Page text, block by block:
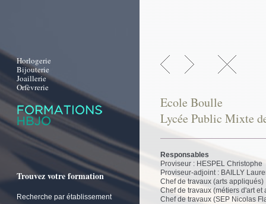
Horlogerie
Bijouterie
Joaillerie
Orfèvrerie
Trouvez votre formation
Recherche par établissement
Ecole Boulle
Lycée Public Mixte
Responsables
Proviseur : HESPEL Christophe
Proviseur-adjoint : BAILLY
Chef de travaux (arts appliqués)
Chef de travaux (métiers d'art et
Chef de travaux (SEP Nicolas